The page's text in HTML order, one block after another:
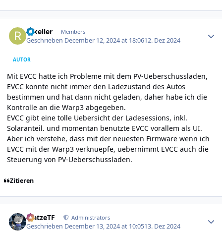
rakeller Members
Geschrieben December 12, 2024 at 18:0612. Dez 2024
AUTOR
Mit EVCC hatte ich Probleme mit dem PV-Ueberschussladen,
EVCC konnte nicht immer den Ladezustand des Autos
bestimmen und hat dann nicht geladen, daher habe ich die
Kontrolle an die Warp3 abgegeben.
EVCC gibt eine tolle Uebersicht der Ladesessions, inkl.
Solaranteil. und momentan benutzte EVCC vorallem als UI.
Aber ich verstehe, dass mit der neuesten Firmware wenn ich
EVCC mit der Warp3 verknuepfe, uebernimmt EVCC auch die
Steuerung von PV-Ueberschussladen.
Zitieren
MatzeTF Administrators
Geschrieben December 13, 2024 at 10:0513. Dez 2024